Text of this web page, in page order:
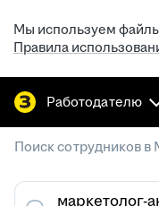
Мы используем
Правила
Работодателю
Поиск сотрудников в